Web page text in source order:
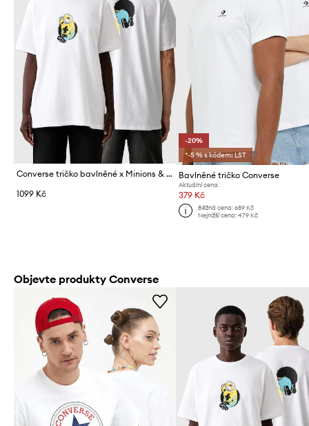
Converse tričko bavlněné x Minions & Monsters
1099 Kč
-20%
*-5 % s kódem: LST
Bavlněné tričko Converse
Aktuální cena:
379 Kč
Běžná cena: 689 Kč
Nejnižší cena: 479 Kč
Objevte produkty Converse